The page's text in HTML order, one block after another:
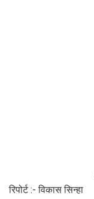
रिपोर्ट :- विकास सिन्हा